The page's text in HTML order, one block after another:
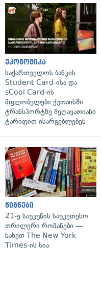
ეკონომიკა
საქართველოს ბანკის
Student Card-ისა და
sCool Card-ის
მფლობელები ქუთაისში
ტრანსპორტზე შეღავათიანი
ტარიფით ისარგებლებენ
წიგნები
21-ე საუკუნის საუკეთესო
თრილერი რომანები —
ნახეთ The New York
Times-ის სია